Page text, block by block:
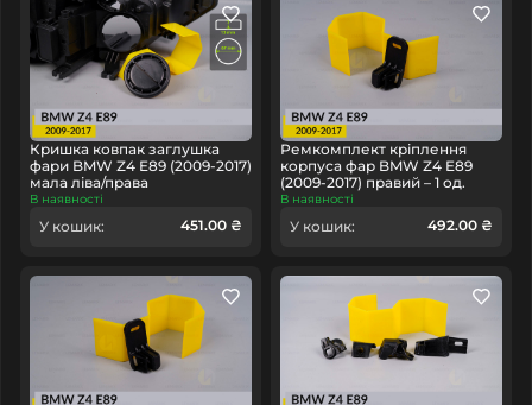
Кришка ковпак заглушка
фари BMW Z4 E89 (2009-2017)
мала ліва/права
В наявності
У кошик: 451.00 ₴
Ремкомплект кріплення
корпуса фар BMW Z4 E89
(2009-2017) правий – 1 од.
В наявності
У кошик: 492.00 ₴